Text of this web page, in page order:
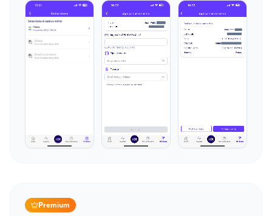
Premium